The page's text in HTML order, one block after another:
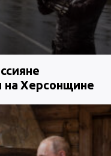
Херсонщине